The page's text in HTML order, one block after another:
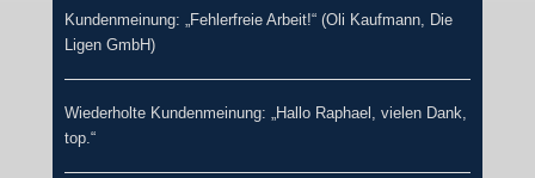
Kundenmeinung: „Fehlerfreie Arbeit!“ (Oli Kaufmann, Die
Ligen GmbH)
Wiederholte Kundenmeinung: „Hallo Raphael, vielen Dank,
top.“